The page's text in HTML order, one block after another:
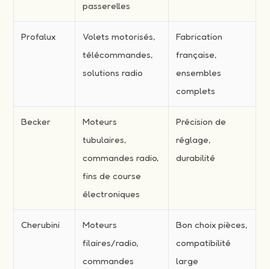
passerelles
Profalux
Volets motorisés,
télécommandes,
solutions radio
Fabrication
française,
ensembles
complets
Becker
Moteurs
tubulaires,
commandes radio,
fins de course
électroniques
Précision de
réglage,
durabilité
Cherubini
Moteurs
filaires/radio,
commandes
Bon choix pièces,
compatibilité
large